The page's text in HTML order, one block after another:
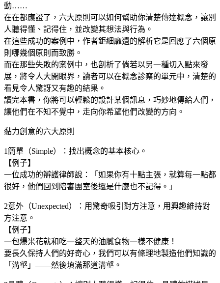
動……
在在都應證了，六大原則可以如何幫助你清楚傳達概念，讓別
人聽得懂、記得住，並改變其想法與行為。
在這些成功的案例中，作者鉅細靡遺的解析它是回應了六個原
則哪幾個原則而致勝。
而在那些失敗的案例中，也剖析了倘若以另一種切入點來發
展，將令人大開眼界，讀者可以在概念診察的單元中，清楚的
看見令人驚訝又有趣的結果。
讀完本書，你將可以輕鬆的設計某個訊息，巧妙地傳給人們，
讓他們在不知不覺中，走向你希望他們改變的方向。
黏力創意的六大原則
1簡單（Simple）：找出概念的基本核心。
【例子】
一位成功的辯護律師說：「如果你有十點主張，就算每一點都
很好，他們回到陪審團室後還是什麼也不記得。」
2意外（Unexpected）：用驚奇吸引對方注意，用興趣維持對
方注意。
【例子】
一包爆米花就和吃一整天的油膩食物一樣不健康！
要長久保持人們的好奇心，我們可以有條理地製造他們知識的
「溝壑」——然後填滿那道溝壑。